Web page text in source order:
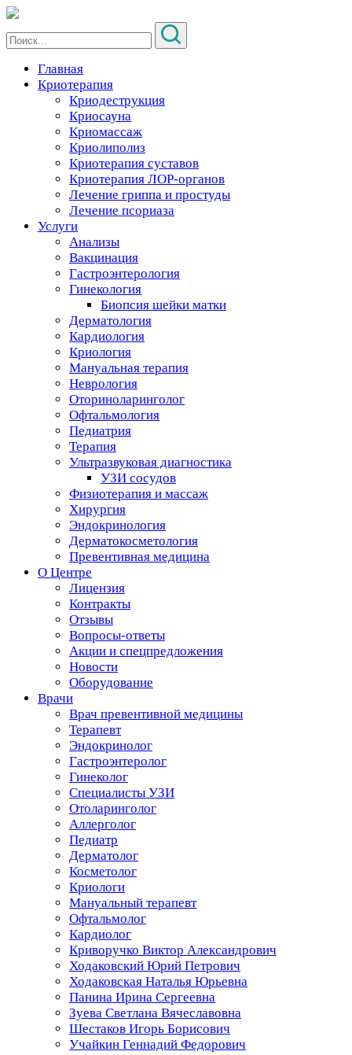
Главная
Криотерапия
Криодеструкция
Криосауна
Криомассаж
Криолиполиз
Криотерапия суставов
Криотерапия ЛОР-органов
Лечение гриппа и простуды
Лечение псориаза
Услуги
Анализы
Вакцинация
Гастроэнтерология
Гинекология
Биопсия шейки матки
Дерматология
Кардиология
Криология
Мануальная терапия
Неврология
Оториноларинголог
Офтальмология
Педиатрия
Терапия
Ультразвуковая диагностика
УЗИ сосудов
Физиотерапия и массаж
Хирургия
Эндокринология
Дерматокосметология
Превентивная медицина
О Центре
Лицензия
Контракты
Отзывы
Вопросы-ответы
Акции и спецпредложения
Новости
Оборудование
Врачи
Врач превентивной медицины
Терапевт
Эндокринолог
Гастроэнтеролог
Гинеколог
Специалисты УЗИ
Отоларинголог
Аллерголог
Педиатр
Дерматолог
Косметолог
Криологи
Мануальный терапевт
Офтальмолог
Кардиолог
Криворучко Виктор Александрович
Ходаковский Юрий Петрович
Ходаковская Наталья Юрьевна
Панина Ирина Сергеевна
Зуева Светлана Вячеславовна
Шестаков Игорь Борисович
Учайкин Геннадий Федорович